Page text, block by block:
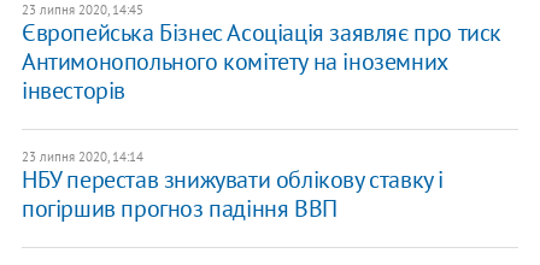
23 липня 2020, 14:45
Європейська Бізнес Асоціація заявляє про тиск
Антимонопольного комітету на іноземних
інвесторів
23 липня 2020, 14:14
​НБУ перестав знижувати облікову ставку і
погіршив прогноз падіння ВВП